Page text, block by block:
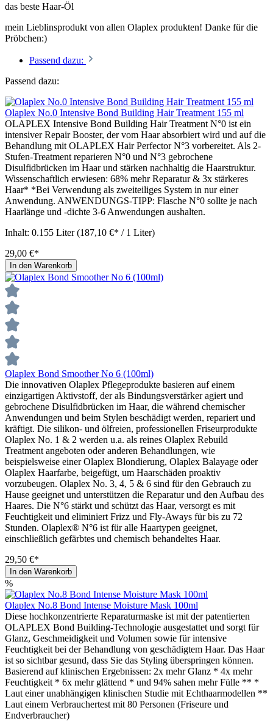
das beste Haar-Öl
mein Lieblinsprodukt von allen Olaplex produkten! Danke für die
Pröbchen:)
Passend dazu:
Passend dazu:
Olaplex No.0 Intensive Bond Building Hair Treatment 155 ml
OLAPLEX Intensive Bond Building Hair Treatment N°0 ist ein
intensiver Repair Booster, der vom Haar absorbiert wird und auf die
Behandlung mit OLAPLEX Hair Perfector N°3 vorbereitet. Als 2-
Stufen-Treatment reparieren N°0 und N°3 gebrochene
Disulfidbrücken im Haar und stärken nachhaltig die Haarstruktur.
Wissenschaftlich erwiesen: 68% mehr Reparatur & 3x stärkeres
Haar* *Bei Verwendung als zweiteiliges System in nur einer
Anwendung. ANWENDUNGS-TIPP: Flasche N°0 sollte je nach
Haarlänge und -dichte 3-6 Anwendungen aushalten.
Inhalt: 0.155 Liter(187,10 €* / 1 Liter)
29,00 €*
In den Warenkorb
Olaplex Bond Smoother No 6 (100ml)
Die innovativen Olaplex Pflegeprodukte basieren auf einem
einzigartigen Aktivstoff, der als Bindungsverstärker agiert und
gebrochene Disulfidbrücken im Haar, die während chemischer
Anwendungen und beim Stylen beschädigt werden, repariert und
kräftigt. Die silikon- und ölfreien, professionellen Friseurprodukte
Olaplex No. 1 & 2 werden u.a. als reines Olaplex Rebuild
Treatment angeboten oder anderen Behandlungen, wie
beispielsweise einer Olaplex Blondierung, Olaplex Balayage oder
Olaplex Haarfarbe, beigefügt, um Haarschäden proaktiv
vorzubeugen. Olaplex No. 3, 4, 5 & 6 sind für den Gebrauch zu
Hause geeignet und unterstützen die Reparatur und den Aufbau des
Haares. Die N°6 stärkt und schützt das Haar, versorgt es mit
Feuchtigkeit und eliminiert Frizz und Fly-Aways für bis zu 72
Stunden. Olaplex® N°6 ist für alle Haartypen geeignet,
einschließlich gefärbtes und chemisch behandeltes Haar.
29,50 €*
In den Warenkorb
%
Olaplex No.8 Bond Intense Moisture Mask 100ml
Diese hochkonzentrierte Reparaturmaske ist mit der patentierten
OLAPLEX Bond Building-Technologie ausgestattet und sorgt für
Glanz, Geschmeidigkeit und Volumen sowie für intensive
Feuchtigkeit bei der Behandlung von geschädigtem Haar. Das Haar
ist so sichtbar gesund, dass Sie das Styling überspringen können.
Basierend auf klinischen Ergebnissen: 2x mehr Glanz * 4x mehr
Feuchtigkeit * 6x mehr glättend * und 94% sahen mehr Fülle ** *
Laut einer unabhängigen klinischen Studie mit Echthaarmodellen **
Laut einem Verbrauchertest mit 80 Personen (Friseure und
Endverbraucher)